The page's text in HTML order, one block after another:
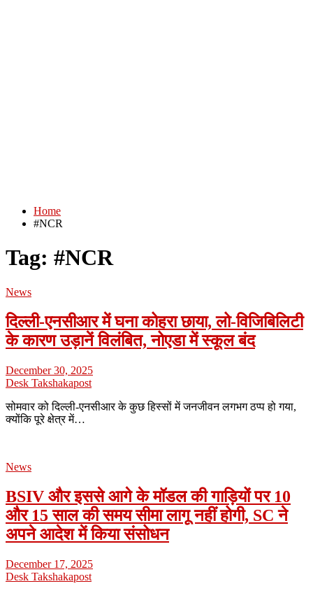
Home
#NCR
Tag: #NCR
News
दिल्ली-एनसीआर में घना कोहरा छाया, लो-विजिबिलिटी
के कारण उड़ानें विलंबित, नोएडा में स्कूल बंद
December 30, 2025
Desk Takshakapost
सोमवार को दिल्ली-एनसीआर के कुछ हिस्सों में जनजीवन लगभग ठप्प हो गया,
क्योंकि पूरे क्षेत्र में…
News
BSIV और इससे आगे के मॉडल की गाड़ियों पर 10
और 15 साल की समय सीमा लागू नहीं होगी, SC ने
अपने आदेश में किया संसोधन
December 17, 2025
Desk Takshakapost